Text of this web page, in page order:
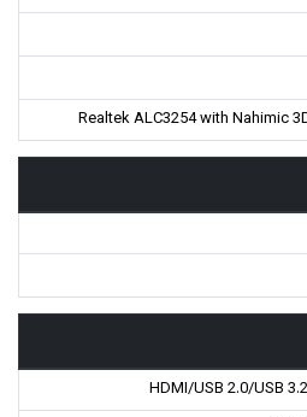
Realtek ALC3254 with Nahimic
HDMI/USB 2.0/USB